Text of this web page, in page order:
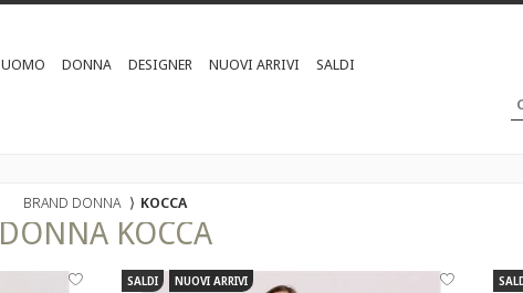
UOMO DONNA DESIGNER NUOVI ARRIVI SALDI
BRAND DONNA ⟩ KOCCA
DONNA KOCCA
SALDI NUOVI ARRIVI